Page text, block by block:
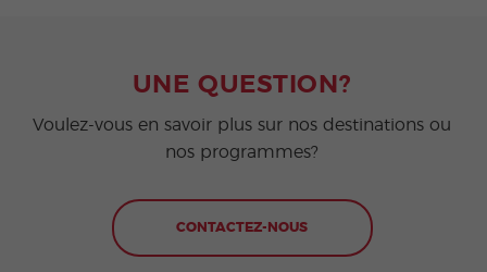
UNE QUESTION?
Voulez-vous en savoir plus sur nos destinations ou
nos programmes?
CONTACTEZ-NOUS